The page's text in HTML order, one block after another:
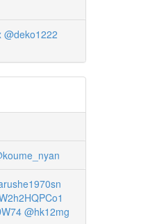
@deko1222
@hk12mg